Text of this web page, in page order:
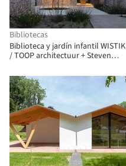
Bibliotecas
Biblioteca y jardín infantil WISTIK
/ TOOP architectuur + Steven